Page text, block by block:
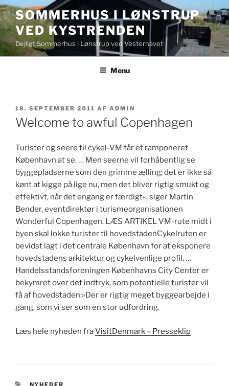
Videre
til
indhold
SOMMERHUS I LØNSTRUP
VED KYSTRENDEN
Dejligt Sommerhus i Lønstrup ved Vesterhavet
Menu
UDGIVET
DEN
18. SEPTEMBER 2011 AF ADMIN
Welcome to awful Copenhagen
Turister og seere til cykel-VM får et ramponeret
København at se. … Men seerne vil forhåbentlig se
byggepladserne som den grimme ælling; det er ikke så
kønt at kigge på lige nu, men det bliver rigtig smukt og
effektivt, når det engang er færdigt«, siger Martin
Bender, eventdirektør i turismeorganisationen
Wonderful Copenhagen. LÆS ARTIKEL VM-rute midt i
byen skal lokke turister til hovedstadenCykelruten er
bevidst lagt i det centrale København for at eksponere
hovedstadens arkitektur og cykelvenlige profil. …
Handelsstandsforeningen Københavns City Center er
bekymret over det indtryk, som potentielle turister vil
få af hovedstaden:»Der er rigtig meget byggearbejde i
gang, som vi ser som en stor udfordring.
Læs hele nyheden fraVisitDenmark – Presseklip
KATEGORIER